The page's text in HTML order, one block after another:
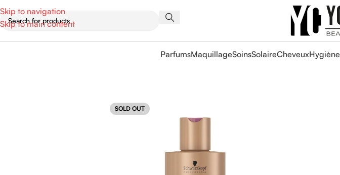
Skip to navigation
Skip to main content
ParfumsMaquillageSoinsSolaireCheveuxHygiène
SOLD OUT